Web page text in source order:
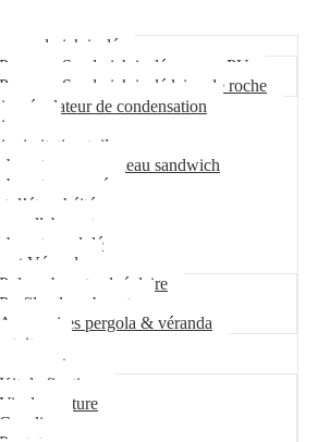
sandwich isolé
Panneau Sandwich isolé mousse PU
Panneau Sandwich isolé laine de roche
régulateur de condensation
sec
imitation tuile
pour panneau sandwich
nervuré
d’étanchéité
collaborant
ondulé
et Véranda
Polycarbonate alvéolaire
Profil polycarbonate
Accessoires pergola & véranda
toiture
couverture
Kit de fixation
Vis de couture
Cavalier